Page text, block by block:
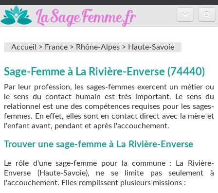
Inscription
FAQ
Accueil > France > Rhône-Alpes > Haute-Savoie
Sage-Femme à La Rivière-Enverse (74440)
Par leur profession, les sages-femmes exercent un métier ou
le sens du contact humain est très important. Le sens du
relationnel est une des compétences requises pour les sages-
femmes. En effet, elles sont en contact direct avec la mère et
l'enfant avant, pendant et après l'accouchement.
Trouver une sage-femme à La Rivière-Enverse
Le rôle d'une sage-femme pour la commune : La Rivière-
Enverse (Haute-Savoie), ne se limite pas seulement à
l'accouchement. Elles remplissent plusieurs missions :